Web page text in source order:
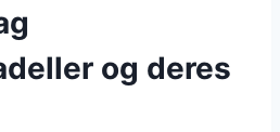
og deres